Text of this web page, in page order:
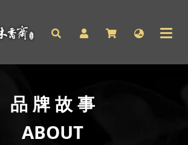
品 牌 故事
ABOUT